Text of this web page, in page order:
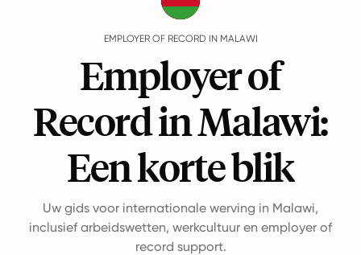
EMPLOYER OF RECORD IN MALAWI
Employer of
Record in Malawi:
Een korte blik
Uw gids voor internationale werving in Malawi,
inclusief arbeidswetten, werkcultuur en employer of
record support.